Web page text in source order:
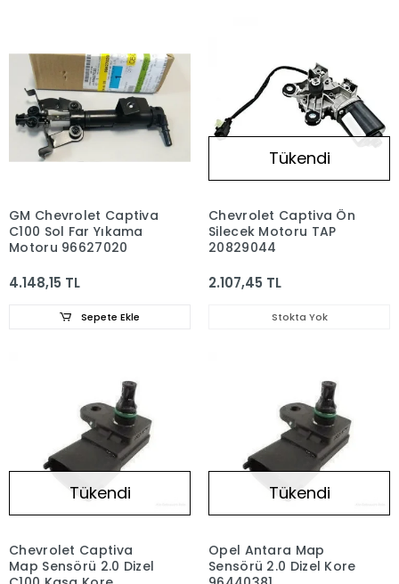
GM Chevrolet Captiva
C100 Sol Far Yıkama
Motoru 96627020
4.148,15 TL
Sepete Ekle
Tükendi
Chevrolet Captiva Ön
Silecek Motoru TAP
20829044
2.107,45 TL
Stokta Yok
Tükendi
Chevrolet Captiva
Map Sensörü 2.0 Dizel
Tükendi
Opel Antara Map
Sensörü 2.0 Dizel Kore